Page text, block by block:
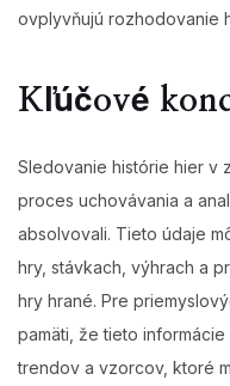
ovplyvňujú rozhodovanie
Kľúčové
Sledovanie histórie hier v
proces uchovávania a
absolvovali. Tieto údaje
hry, stávkach, výhrach a
hry hrané. Pre
pamäti, že tieto
trendov a vzorcov, ktoré